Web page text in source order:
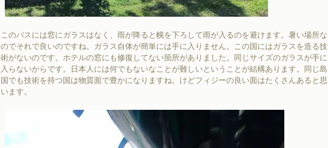
このバスには窓にガラスはなく、雨が降ると幌を下ろして雨が入るのを避けます。暑い場所な
のでそれで良いのですね。ガラス自体が簡単には手に入りません。この国にはガラスを造る技
術がないのです。ホテルの窓にも修復してない箇所がありました。同じサイズのガラスが手に
入らないからです。日本人には何でもないなことが難しいということが結構あります。同じ島
国でも技術を持つ国は物質面で豊かになりますね。けどフィジーの良い面はたくさんあると思
います。